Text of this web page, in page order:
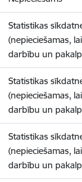
Statistikas
(nepieciešamas,
darbību un
Statistikas
(nepieciešamas,
darbību un
Statistikas
(nepieciešamas,
darbību un